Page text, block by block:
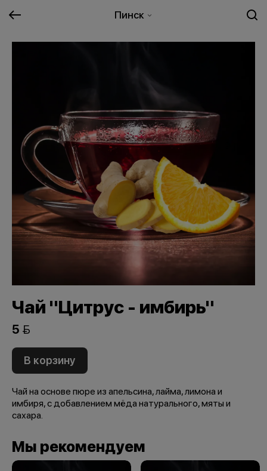
Пинск
Чай "Цитрус - имбирь"
5 
В корзину
Чай на основе пюре из апельсина, лайма, лимона и
имбиря, с добавлением мёда натурального, мяты и
сахара.
Мы рекомендуем